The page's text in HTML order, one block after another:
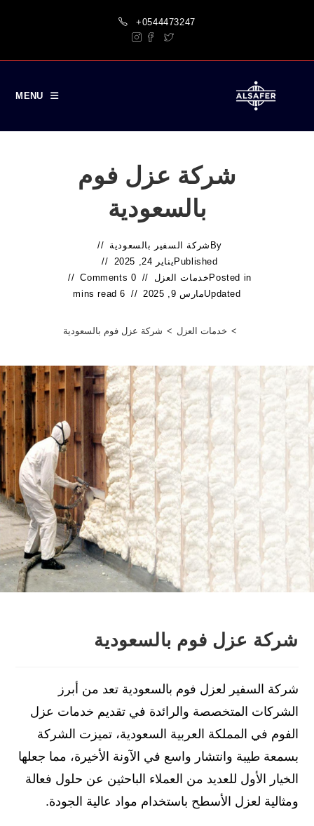
+0544473247
MENU
شركة عزل فوم
بالسعودية
By شركة السفير بالسعودية
Published يناير 24, 2025
Posted in خدمات العزل
0 Comments
Updatedمارس 9, 2025 6 mins read
> خدمات العزل > شركة عزل فوم بالسعودية
شركة عزل فوم بالسعودية
شركة السفير لعزل فوم بالسعودية تعد من أبرز
الشركات المتخصصة والرائدة في تقديم خدمات عزل
الفوم في المملكة العربية السعودية، تميزت الشركة
بسمعة طيبة وانتشار واسع في الآونة الأخيرة، مما جعلها
الخيار الأول للعديد من العملاء الباحثين عن حلول فعالة
ومثالية لعزل الأسطح باستخدام مواد عالية الجودة.